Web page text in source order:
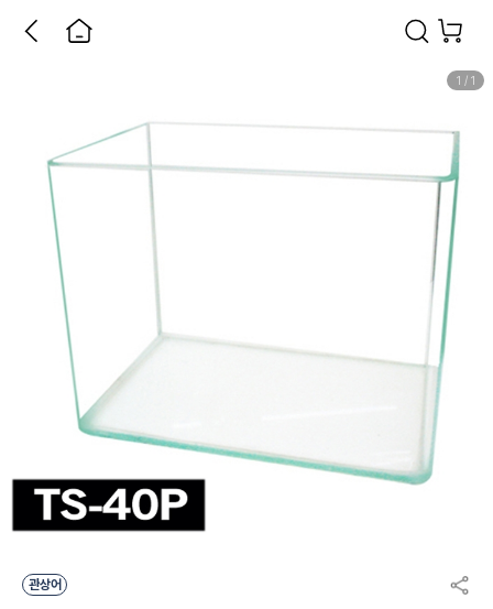
1 / 1
관상어